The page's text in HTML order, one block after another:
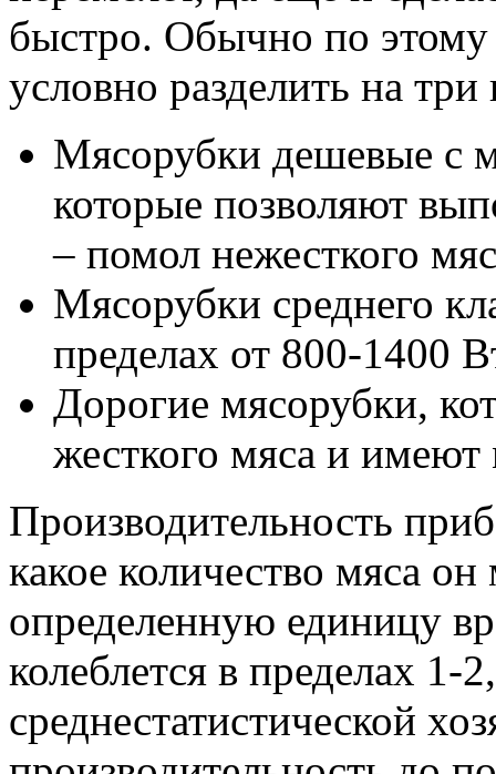
быстро. Обычно по
условно разделить на
Мясорубки дешевые с
которые позволяют
– помол нежесткого
Мясорубки среднего
пределах от 800-1400
Дорогие мясорубки,
жесткого мяса и
Производительность
какое количество мяса
определенную единицу
колеблется в пределах 1-
среднестатистической